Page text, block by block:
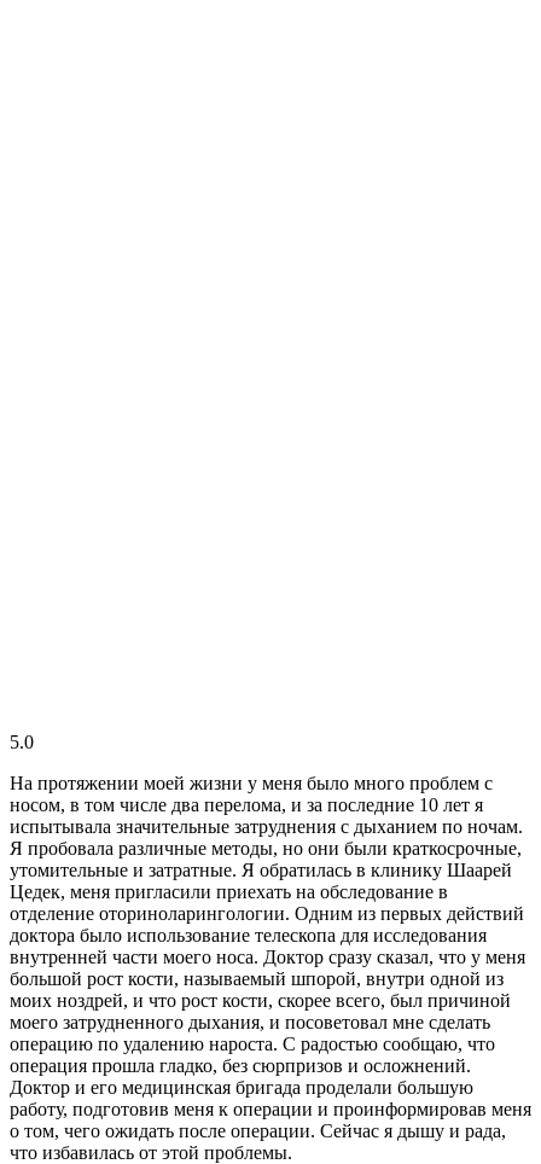
5.0
На протяжении моей жизни у меня было много проблем с
носом, в том числе два перелома, и за последние 10 лет я
испытывала значительные затруднения с дыханием по ночам.
Я пробовала различные методы, но они были краткосрочные,
утомительные и затратные. Я обратилась в клинику Шаарей
Цедек, меня пригласили приехать на обследование в
отделение оториноларингологии. Одним из первых действий
доктора было использование телескопа для исследования
внутренней части моего носа. Доктор сразу сказал, что у меня
большой рост кости, называемый шпорой, внутри одной из
моих ноздрей, и что рост кости, скорее всего, был причиной
моего затрудненного дыхания, и посоветовал мне сделать
операцию по удалению нароста. С радостью сообщаю, что
операция прошла гладко, без сюрпризов и осложнений.
Доктор и его медицинская бригада проделали большую
работу, подготовив меня к операции и проинформировав меня
о том, чего ожидать после операции. Сейчас я дышу и рада,
что избавилась от этой проблемы.